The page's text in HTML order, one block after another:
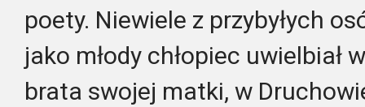
poety. Niewiele z przybyłych
jako młody chłopiec uwielbiał
brata swojej matki, w